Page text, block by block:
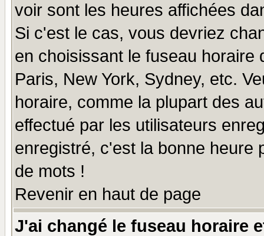
voir sont les heures affichées
Si c'est le cas, vous devriez
en choisissant le fuseau
Paris, New York, Sydney, etc.
horaire, comme la plupart des
effectué par les utilisateurs
enregistré, c'est la bonne heure
de mots !
Revenir en haut de page
J'ai changé le fuseau horaire